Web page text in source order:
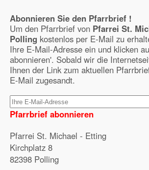
Abonnieren Sie den Pfarrbrief !
Um den Pfarrbrief von Pfarrei St.
Polling kostenlos per E-Mail zu
Ihre E-Mail-Adresse ein und klicken
abonnieren'. Sobald wir die
Ihnen der Link zum aktuellen
E-Mail zugesandt.
Pfarrbrief abonnieren
Pfarrei St. Michael - Etting
Kirchplatz 8
82398 Polling